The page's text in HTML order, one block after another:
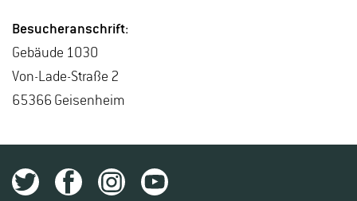
Be­su­cher­an­schrift:
Ge­bäu­de 1030
Von-La­de-Stra­ße 2
65366 Gei­sen­heim